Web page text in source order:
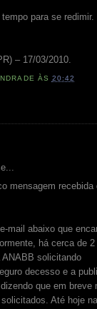
para se redimir.
– 17/03/2010.
ÀS 20:42
mensagem recebida
mail abaixo que
há cerca de 2
solicitando
decesso e a
que em breve
Até hoje